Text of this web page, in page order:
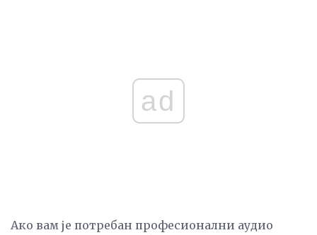
ad
Ако вам је потребан професионални аудио